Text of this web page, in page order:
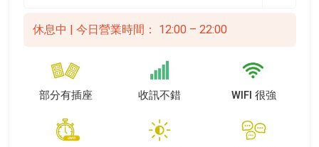
休息中 | 今日營業時間： 12:00 – 22:00
部分有插座 收訊不錯 WIFI 很強